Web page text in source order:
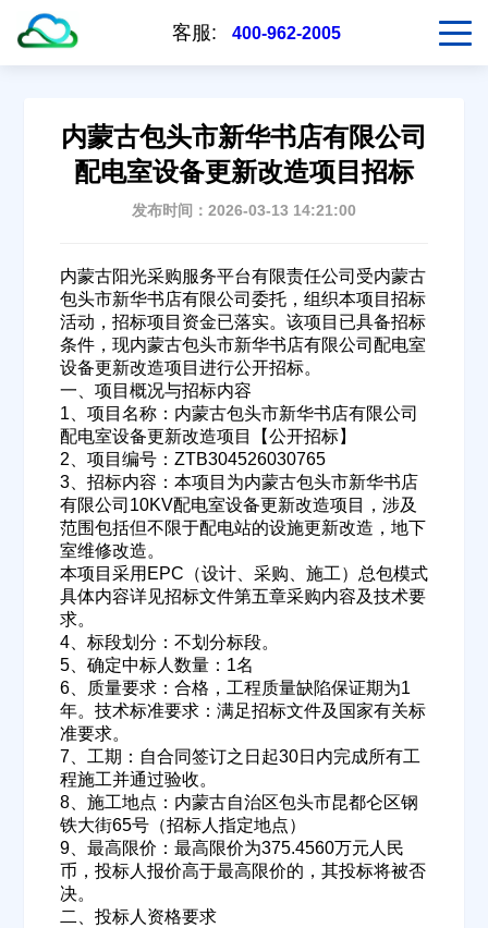
客服: 400-962-2005
内蒙古包头市新华书店有限公司
配电室设备更新改造项目招标
发布时间：2026-03-13 14:21:00
内蒙古阳光采购服务平台有限责任公司受内蒙古
包头市新华书店有限公司委托，组织本项目招标
活动，招标项目资金已落实。该项目已具备招标
条件，现内蒙古包头市新华书店有限公司配电室
设备更新改造项目进行公开招标。
一、项目概况与招标内容
1、项目名称：内蒙古包头市新华书店有限公司
配电室设备更新改造项目【公开招标】
2、项目编号：ZTB304526030765
3、招标内容：本项目为内蒙古包头市新华书店
有限公司10KV配电室设备更新改造项目，涉及
范围包括但不限于配电站的设施更新改造，地下
室维修改造。
本项目采用EPC（设计、采购、施工）总包模式
具体内容详见招标文件第五章采购内容及技术要
求。
4、标段划分：不划分标段。
5、确定中标人数量：1名
6、质量要求：合格，工程质量缺陷保证期为1
年。技术标准要求：满足招标文件及国家有关标
准要求。
7、工期：自合同签订之日起30日内完成所有工
程施工并通过验收。
8、施工地点：内蒙古自治区包头市昆都仑区钢
铁大街65号（招标人指定地点）
9、最高限价：最高限价为375.4560万元人民
币，投标人报价高于最高限价的，其投标将被否
决。
二、投标人资格要求